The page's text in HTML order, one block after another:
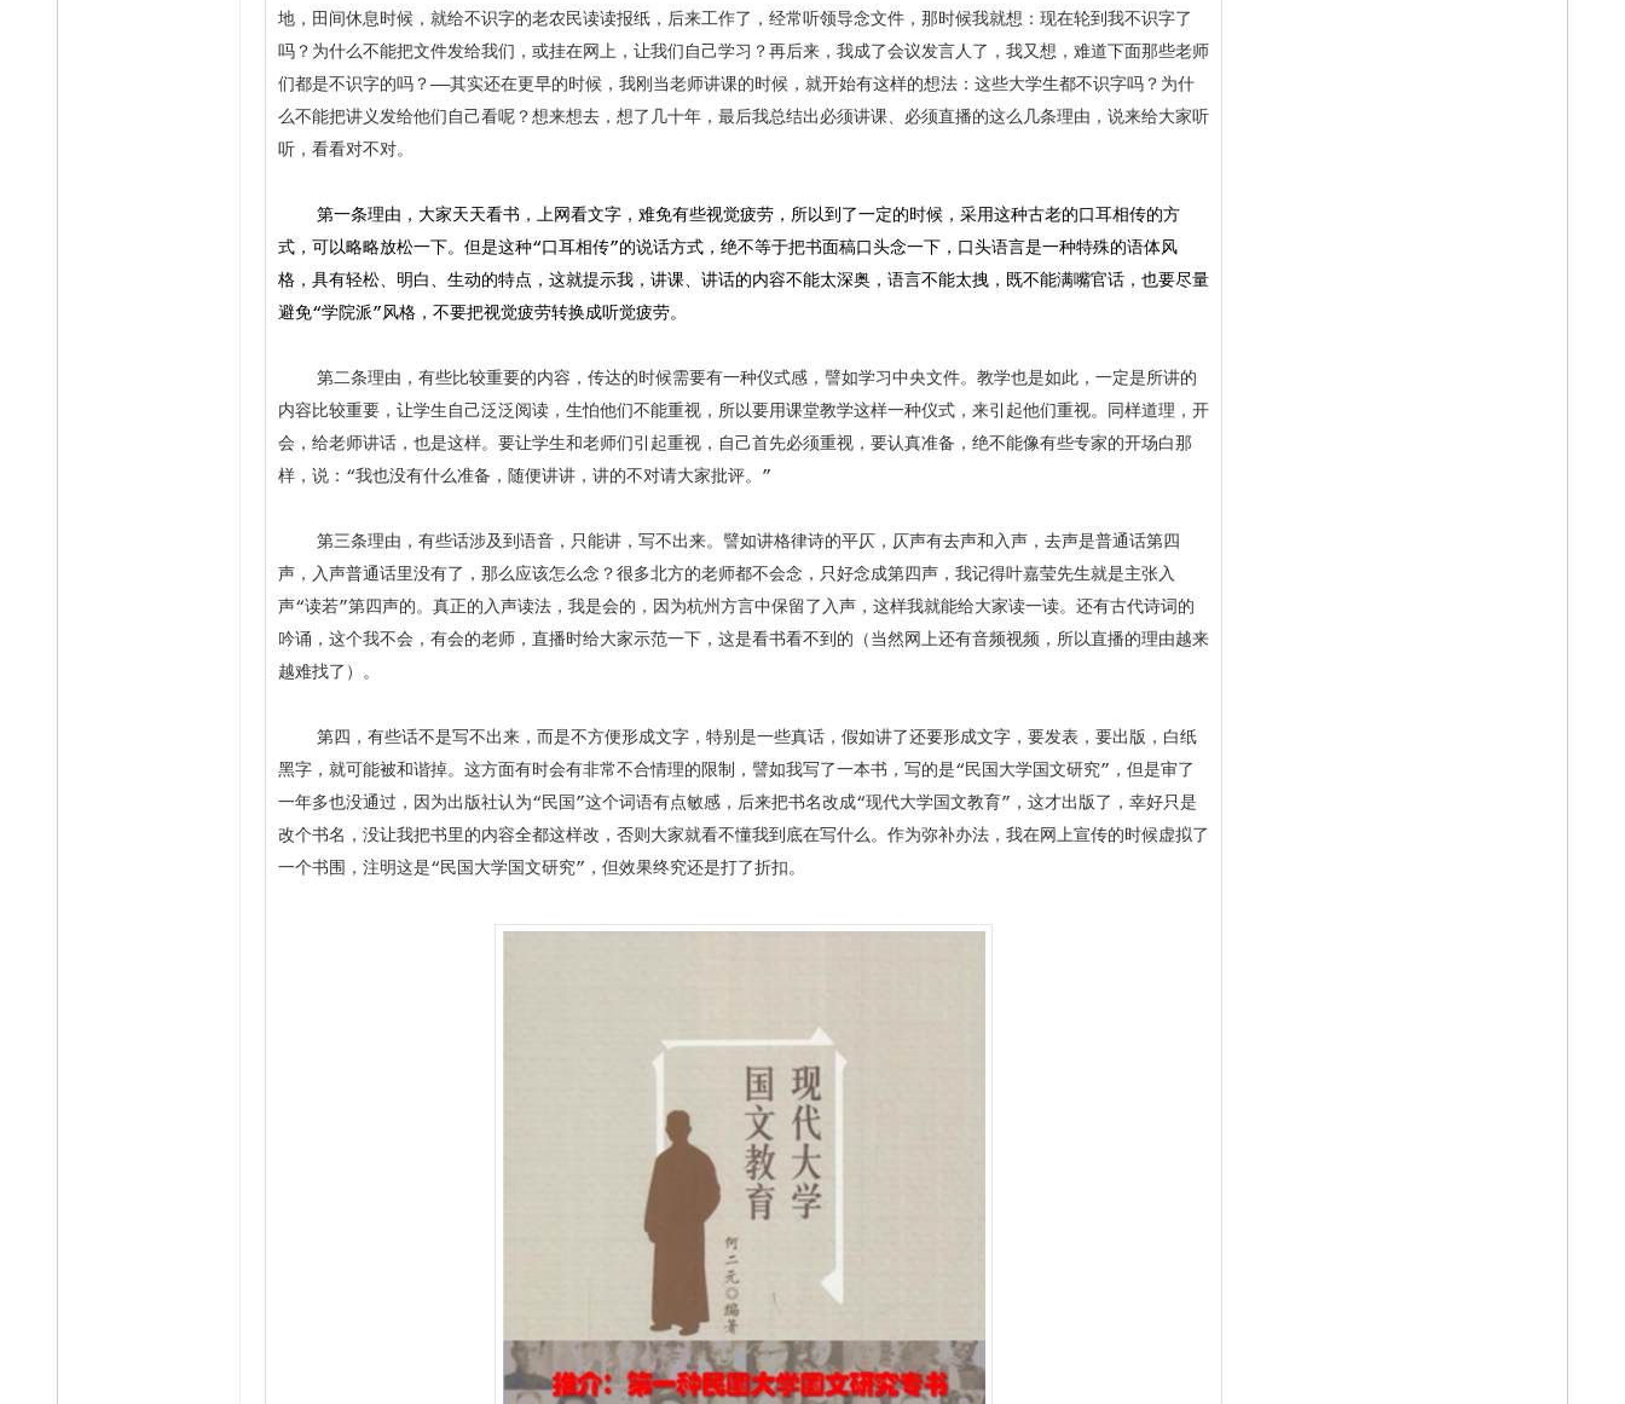
地，田间休息时候，就给不识字的老农民读读报纸，后来工作了，经常听领导念文件，那时候我就想：现在轮到我不识字了
吗？为什么不能把文件发给我们，或挂在网上，让我们自己学习？再后来，我成了会议发言人了，我又想，难道下面那些老师
们都是不识字的吗？——其实还在更早的时候，我刚当老师讲课的时候，就开始有这样的想法：这些大学生都不识字吗？为什
么不能把讲义发给他们自己看呢？想来想去，想了几十年，最后我总结出必须讲课、必须直播的这么几条理由，说来给大家听
听，看看对不对。
第一条理由，大家天天看书，上网看文字，难免有些视觉疲劳，所以到了一定的时候，采用这种古老的口耳相传的方
式，可以略略放松一下。但是这种“口耳相传”的说话方式，绝不等于把书面稿口头念一下，口头语言是一种特殊的语体风
格，具有轻松、明白、生动的特点，这就提示我，讲课、讲话的内容不能太深奥，语言不能太拽，既不能满嘴官话，也要尽量
避免“学院派”风格，不要把视觉疲劳转换成听觉疲劳。
第二条理由，有些比较重要的内容，传达的时候需要有一种仪式感，譬如学习中央文件。教学也是如此，一定是所讲的
内容比较重要，让学生自己泛泛阅读，生怕他们不能重视，所以要用课堂教学这样一种仪式，来引起他们重视。同样道理，开
会，给老师讲话，也是这样。要让学生和老师们引起重视，自己首先必须重视，要认真准备，绝不能像有些专家的开场白那
样，说：“我也没有什么准备，随便讲讲，讲的不对请大家批评。”
第三条理由，有些话涉及到语音，只能讲，写不出来。譬如讲格律诗的平仄，仄声有去声和入声，去声是普通话第四
声，入声普通话里没有了，那么应该怎么念？很多北方的老师都不会念，只好念成第四声，我记得叶嘉莹先生就是主张入
声“读若”第四声的。真正的入声读法，我是会的，因为杭州方言中保留了入声，这样我就能给大家读一读。还有古代诗词的
吟诵，这个我不会，有会的老师，直播时给大家示范一下，这是看书看不到的（当然网上还有音频视频，所以直播的理由越来
越难找了）。
第四，有些话不是写不出来，而是不方便形成文字，特别是一些真话，假如讲了还要形成文字，要发表，要出版，白纸
黑字，就可能被和谐掉。这方面有时会有非常不合情理的限制，譬如我写了一本书，写的是“民国大学国文研究”，但是审了
一年多也没通过，因为出版社认为“民国”这个词语有点敏感，后来把书名改成“现代大学国文教育”，这才出版了，幸好只是
改个书名，没让我把书里的内容全都这样改，否则大家就看不懂我到底在写什么。作为弥补办法，我在网上宣传的时候虚拟了
一个书围，注明这是“民国大学国文研究”，但效果终究还是打了折扣。